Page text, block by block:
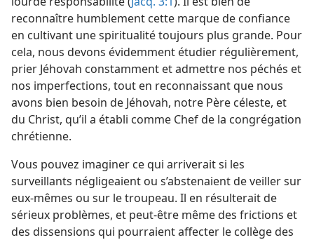
reconnaître humblement cette marque de confiance
en cultivant une spiritualité toujours plus grande. Pour
cela, nous devons évidemment étudier régulièrement,
prier Jéhovah constamment et admettre nos péchés et
nos imperfections, tout en reconnaissant que nous
avons bien besoin de Jéhovah, notre Père céleste, et
du Christ, qu’il a établi comme Chef de la congrégation
chrétienne.
Vous pouvez imaginer ce qui arriverait si les
surveillants négligeaient ou s’abstenaient de veiller sur
eux-​mêmes ou sur le troupeau. Il en résulterait de
sérieux problèmes, et peut-être même des frictions et
des dissensions qui pourraient affecter le collège des